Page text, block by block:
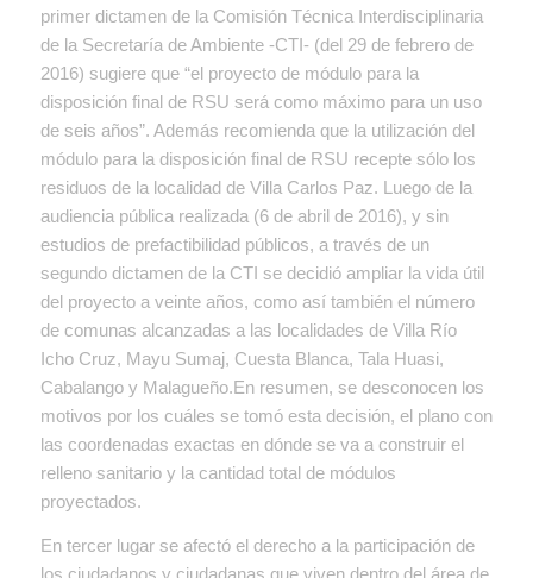
primer dictamen de la Comisión Técnica Interdisciplinaria
de la Secretaría de Ambiente -CTI- (del 29 de febrero de
2016) sugiere que “el proyecto de módulo para la
disposición final de RSU será como máximo para un uso
de seis años”. Además recomienda que la utilización del
módulo para la disposición final de RSU recepte sólo los
residuos de la localidad de Villa Carlos Paz. Luego de la
audiencia pública realizada (6 de abril de 2016), y sin
estudios de prefactibilidad públicos, a través de un
segundo dictamen de la CTI se decidió ampliar la vida útil
del proyecto a veinte años, como así también el número
de comunas alcanzadas a las localidades de Villa Río
Icho Cruz, Mayu Sumaj, Cuesta Blanca, Tala Huasi,
Cabalango y Malagueño.En resumen, se desconocen los
motivos por los cuáles se tomó esta decisión, el plano con
las coordenadas exactas en dónde se va a construir el
relleno sanitario y la cantidad total de módulos
proyectados.
En tercer lugar se afectó el derecho a la participación de
los ciudadanos y ciudadanas que viven dentro del área de